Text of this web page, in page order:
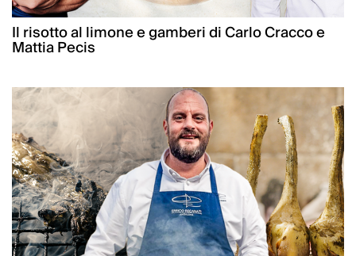
Il risotto al limone e gamberi di Carlo Cracco e
Mattia Pecis